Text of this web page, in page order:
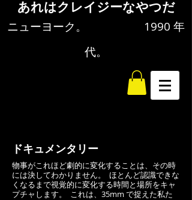
あれはクレイジーなやつだ
ニューヨーク。 1990 年
代。
​ドキュメンタリー
物事がこれほど劇的に変化することは、その時
には決してわかりません。 ほとんど認識できな
くなるまで視覚的に変化する時間と場所をキャ
プチャします。 これは、35mm で捉えた私た